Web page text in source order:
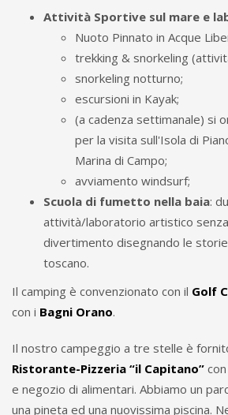
Attività Sportive sul mare e
Nuoto Pinnato in Acque
trekking & snorkeling
snorkeling notturno;
escursioni in Kayak;
(a cadenza settimanale) si
per la visita sull'Isola di
Marina di Campo;
avviamento windsurf;
Scuola di fumetto nella baia:
attività/laboratorio artistico
divertimento disegnando le
toscano.
Il camping è convenzionato con il Golf
con i Bagni Orano.
Il nostro campeggio a tre stelle è
Ristorante-Pizzeria “il Capitano”
e negozio di alimentari. Abbiamo un
una pineta ed una nuovissima piscina.